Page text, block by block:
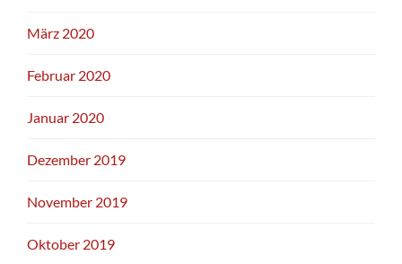
März 2020
Februar 2020
Januar 2020
Dezember 2019
November 2019
Oktober 2019